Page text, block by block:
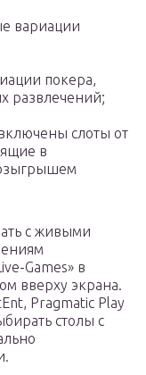
вариации
покера,
развлечений;
слоты от
в
с живыми
Games» в
вверху экрана.
Pragmatic Play
столы с